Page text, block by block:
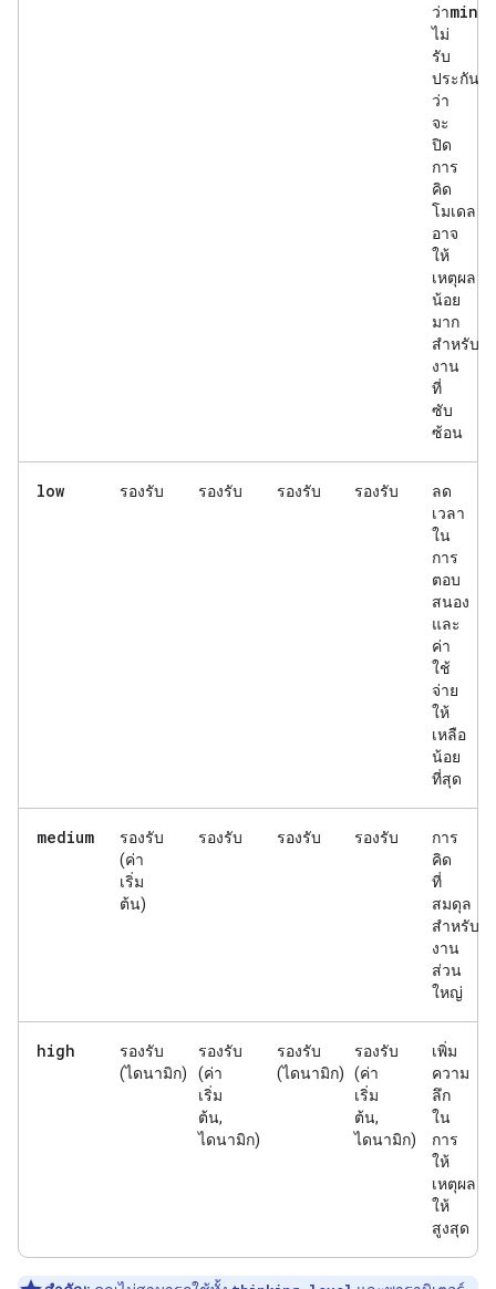
ว่า
ไม่
รับ
ประกัน
ว่า
จะ
ปิด
การ
คิด
โมเดล
อาจ
ให้
เหตุผล
น้อย
มาก
สำหรับ
งาน
ที่
ซับ
ซ้อน
low รองรับ รองรับ รองรับ รองรับ
ลด
เวลา
ใน
การ
ตอบ
สนอง
และ
ค่า
ใช้
จ่าย
ให้
เหลือ
น้อย
ที่สุด
medium
รองรับ
(ค่า
เริ่ม
ต้น)
รองรับ รองรับ รองรับ
การ
คิด
ที่
สมดุล
สำหรับ
งาน
ส่วน
ใหญ่
high
รองรับ
(ไดนามิก)
รองรับ
(ค่า
เริ่ม
ต้น,
ไดนามิก)
รองรับ
(ไดนามิก)
รองรับ
(ค่า
เริ่ม
ต้น,
ไดนามิก)
เพิ่ม
ความ
ลึก
ใน
การ
ให้
เหตุผล
ให้
สูงสุด